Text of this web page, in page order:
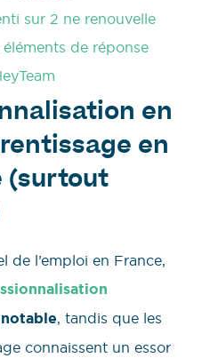
sur 2 ne renouvelle
de réponse
en
en
(surtout
de l’emploi en France,
, tandis que les
connaissent un essor